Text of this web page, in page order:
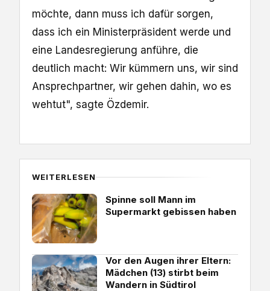
möchte, dann muss ich dafür sorgen,
dass ich ein Ministerpräsident werde und
eine Landesregierung anführe, die
deutlich macht: Wir kümmern uns, wir sind
Ansprechpartner, wir gehen dahin, wo es
wehtut", sagte Özdemir.
WEITERLESEN
Spinne soll Mann im
Supermarkt gebissen haben
Vor den Augen ihrer Eltern:
Mädchen (13) stirbt beim
Wandern in Südtirol